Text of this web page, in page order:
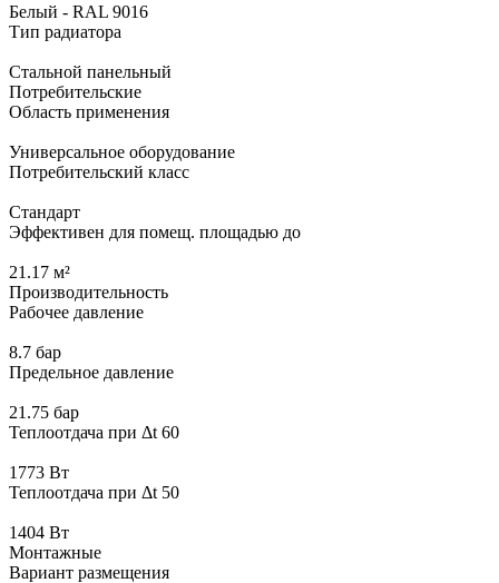
Белый - RAL 9016
Тип радиатора
Стальной панельный
Потребительские
Область применения
Универсальное оборудование
Потребительский класс
Стандарт
Эффективен для помещ. площадью до
21.17 м²
Производительность
Рабочее давление
8.7 бар
Предельное давление
21.75 бар
Теплоотдача при Δt 60
1773 Вт
Теплоотдача при Δt 50
1404 Вт
Монтажные
Вариант размещения